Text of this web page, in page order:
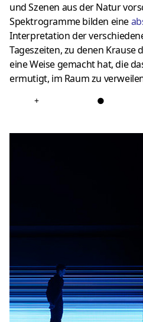
und Szenen aus der Natur
Spektrogramme bilden eine
Interpretation der
Tageszeiten, zu denen
eine Weise gemacht hat, die
ermutigt, im Raum zu
+ ●